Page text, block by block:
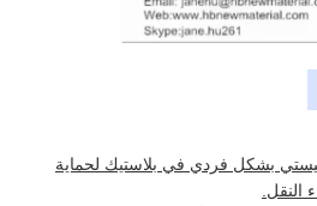
بشكل فردي في بلاستيك لحماية
النقل.